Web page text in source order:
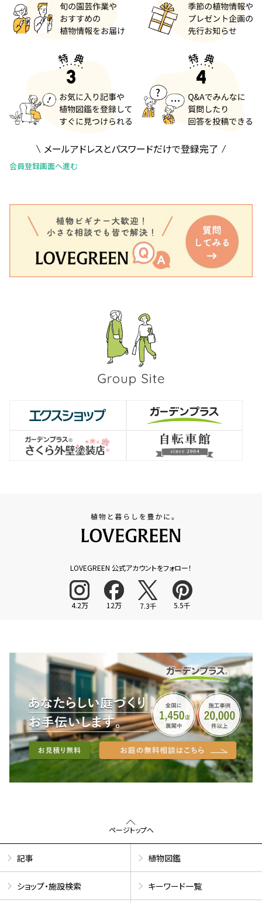
メールアドレスとパスワードだけで登録完了
会員登録画面へ進む
LOVEGREEN 公式アカウントをフォロー！
4.2万 12万 7.3千 5.5千
ページトップへ
記事 植物図鑑
ショップ・施設検索 キーワード一覧